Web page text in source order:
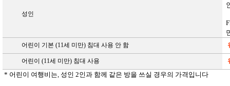
성인
어린이 기본 (11세 미만) 침대 사용 안 함
어린이 (11세 미만) 침대 사용
* 어린이 여행비는 성인 2인과 함께 같은 방을 쓰실 경우의 가격입니다